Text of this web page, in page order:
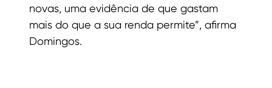
novas, uma evidência de que gastam
mais do que a sua renda permite”, afirma
Domingos.